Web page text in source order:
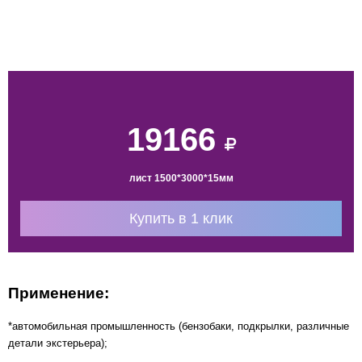
19166
лист 1500*3000*15мм
Купить в 1 клик
Применение:
*автомобильная промышленность (бензобаки, подкрылки, различные
детали экстерьера);